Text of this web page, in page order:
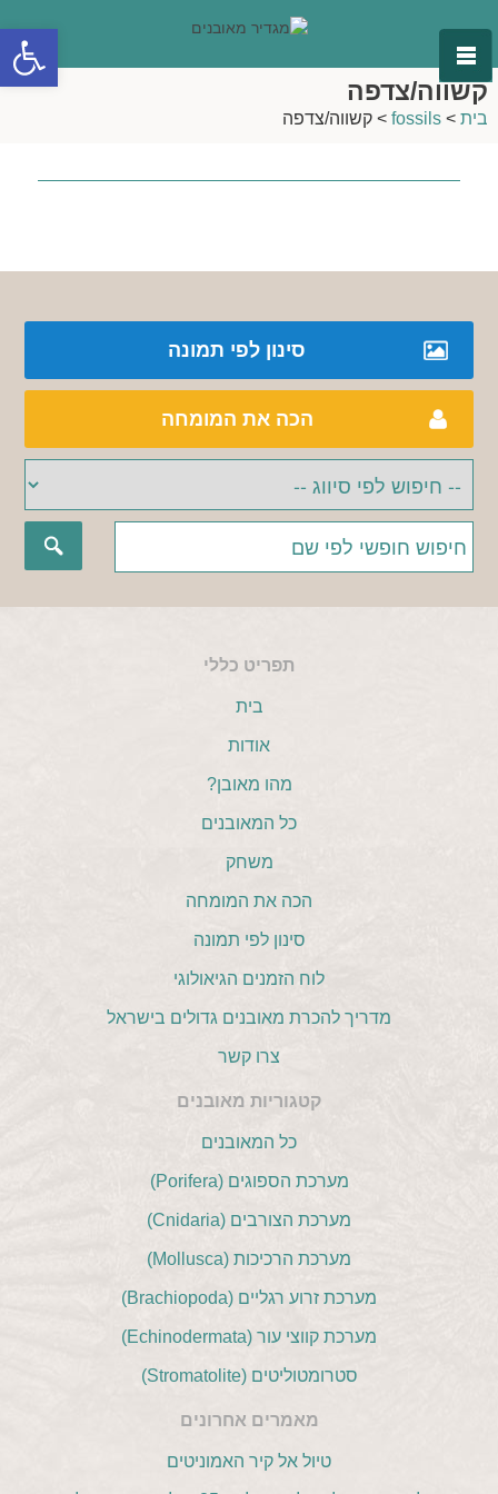
פתח
קשווה/צדפה
בית>
fossils
> קשווה/צדפה
סינון לפי תמונה
הכה את המומחה
תפריט כללי
בית
אודות
מהו מאובן?
כל המאובנים
משחק
הכה את המומחה
סינון לפי תמונה
לוח הזמנים הגיאולוגי
מדריך להכרת מאובנים גדולים בישראל
צרו קשר
קטגוריות מאובנים
כל המאובנים
מערכת הספוגים (Porifera)
מערכת הצורבים (Cnidaria)
מערכת הרכיכות (Mollusca)
מערכת זרוע רגליים (Brachiopoda)
מערכת קווצי עור (Echinodermata)
סטרומטוליטים (Stromatolite)
מאמרים אחרונים
טיול אל קיר האמוניטים